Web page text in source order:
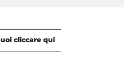
cliccare qui